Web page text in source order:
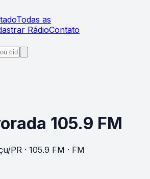
Todas as
RádioContato
105.9 FM
/PR · 105.9 FM · FM